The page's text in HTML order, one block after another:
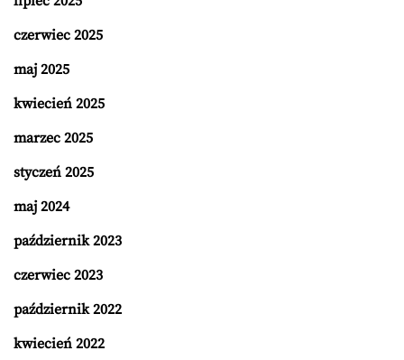
czerwiec 2025
maj 2025
kwiecień 2025
marzec 2025
styczeń 2025
maj 2024
październik 2023
czerwiec 2023
październik 2022
kwiecień 2022